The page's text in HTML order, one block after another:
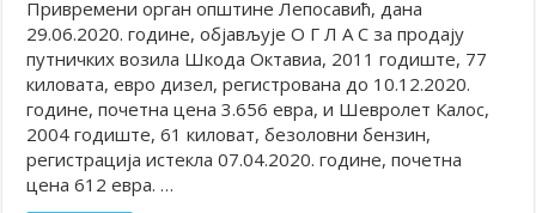
Привремени орган општине Лепосавић, дана
29.06.2020. године, објављује О Г Л А С за продају
путничких возила Шкода Октавиа, 2011 годиште, 77
киловата, евро дизел, регистрованa до 10.12.2020.
године, почетна цена 3.656 евра, и Шевролет Калос,
2004 годиште, 61 киловат, безоловни бензин,
регистрација истекла 07.04.2020. године, почетна
цена 612 евра. …